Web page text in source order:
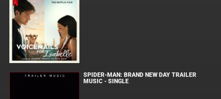
SPIDER-MAN: BRAND NEW DAY TRAILER
MUSIC - SINGLE